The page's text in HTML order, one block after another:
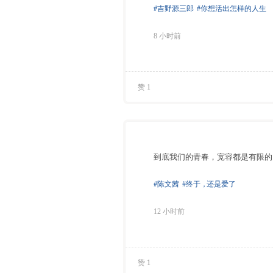
#吉野源三郎 #你想活出怎样的人生
8 小时前
赞 1
到底我们的青春，宽容都是有限
#陈文茜 #终于 ，还是爱了
12 小时前
赞 1